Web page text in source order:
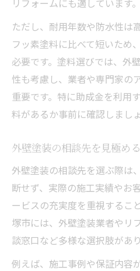
ただし、耐用年数や防水性は
フッ素塗料に比べて短いため
必要です。塗料選びでは、外
性も考慮し、業者や専門家の
重要です。特に助成金を利用
料があるか事前に確認しましょ
外壁塗装の相談先を見極め
外壁塗装の相談先を選ぶ際は
断せず、実際の施工実績やお
ービスの充実度を重視するこ
塚市には、外壁塗装業者やリ
談窓口など多様な選択肢があり
例えば、施工事例や保証内容